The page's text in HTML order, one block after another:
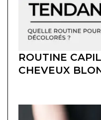
ROUTINE
CHEVEUX